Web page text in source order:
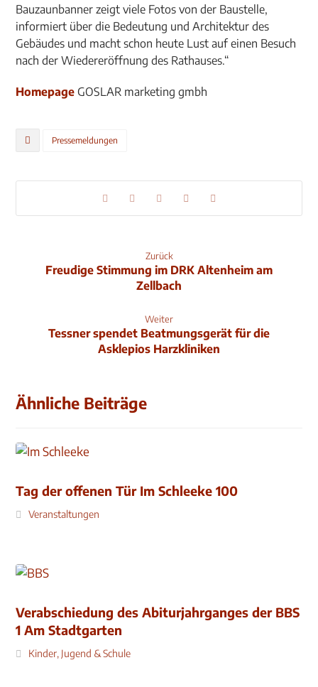
Bauzaunbanner zeigt viele Fotos von der Baustelle,
informiert über die Bedeutung und Architektur des
Gebäudes und macht schon heute Lust auf einen Besuch
nach der Wiedereröffnung des Rathauses.“
Homepage GOSLAR marketing gmbh
Pressemeldungen
Zurück
Freudige Stimmung im DRK Altenheim am
Zellbach
Weiter
Tessner spendet Beatmungsgerät für die
Asklepios Harzkliniken
Ähnliche Beiträge
Tag der offenen Tür Im Schleeke 100
Veranstaltungen
Verabschiedung des Abiturjahrganges der BBS
1 Am Stadtgarten
Kinder, Jugend & Schule